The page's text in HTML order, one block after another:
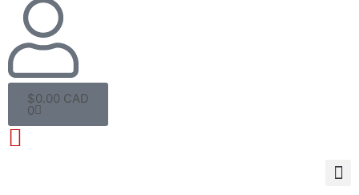
$0.00 CAD
0